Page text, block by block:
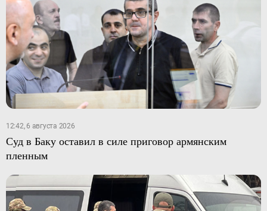
12:42, 6 августа 2026
Суд в Баку оставил в силе приговор армянским
пленным